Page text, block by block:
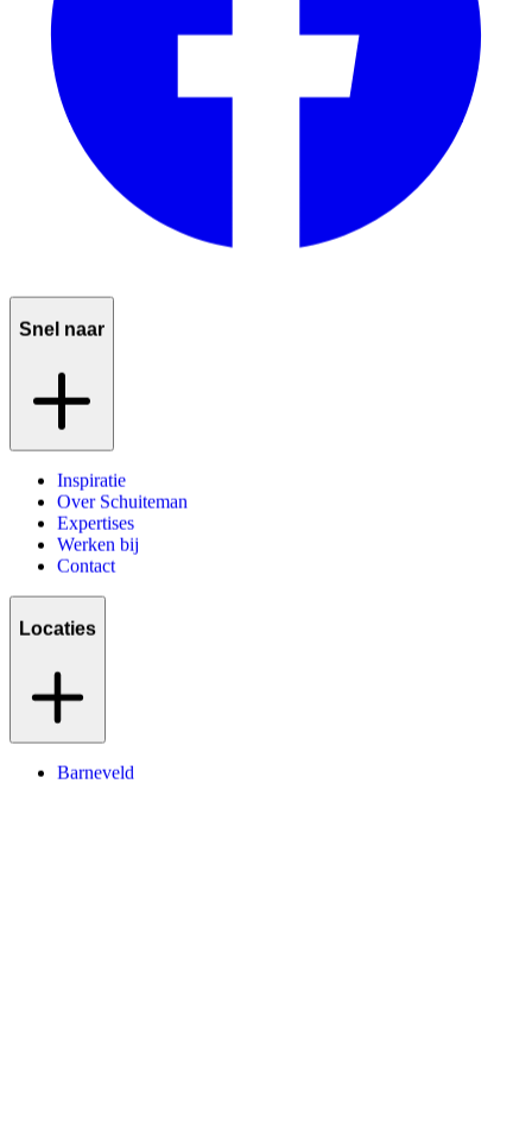
Snel naar
Inspiratie
Over Schuiteman
Expertises
Werken bij
Contact
Locaties
Barneveld